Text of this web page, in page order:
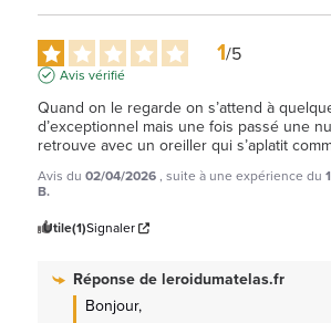
1/5
Avis vérifié
Quand on le regarde on s’attend à
d’exceptionnel mais une fois passé une
retrouve avec un oreiller qui s’aplatit
Avis du 02/04/2026, suite à une expérience du
B.
Utile(1)Signaler
Réponse deleroidumatelas.fr
Bonjour,